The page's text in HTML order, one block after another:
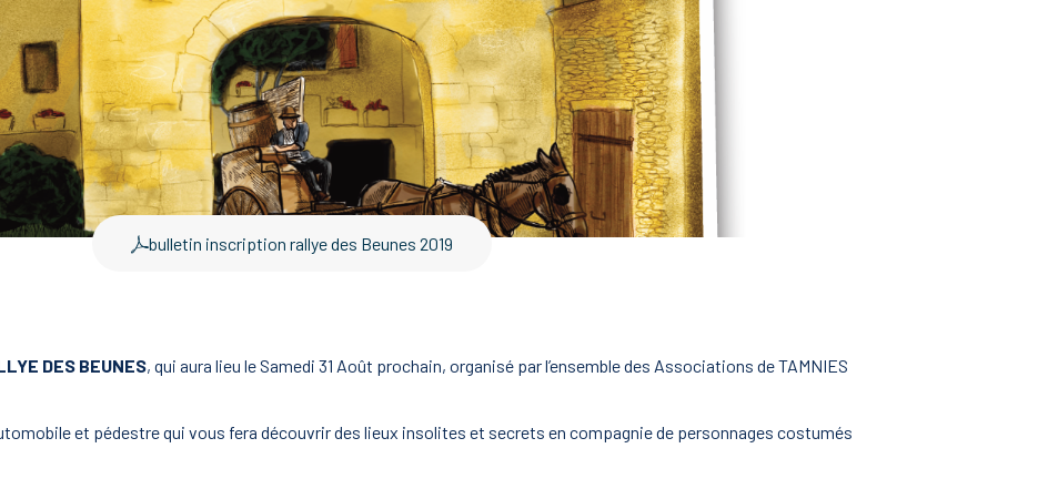
bulletin inscription rallye des Beunes 2019
DES BEUNES, qui aura lieu le Samedi 31 Août prochain, organisé par l’ensemble des Associations de TAMNIES
et pédestre qui vous fera découvrir des lieux insolites et secrets en compagnie de personnages costumés